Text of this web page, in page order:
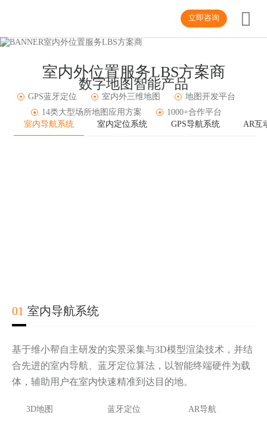
立即咨询
室内外位置服务LBS方案商
GPS蓝牙定位 室内外三维地图
地图开发平台
14类大型场所地图应用方案
1000+合作平台
数字地图智能产品
室内导航系统 室内定位系统 GPS导航系统 AR互
01 室内导航系统
基于维小帮自主研发的实景采集与3D模型渲染技术，并结
合先进的室内导航、蓝牙定位算法，以智能终端硬件为载
体，辅助用户在室内快速精准到达目的地。
3D地图 蓝牙定位 AR导航
02
实时轨迹显示 电子围栏报警 人流热力图
03
第三方地图底图 三维楼宇地图
04
AR导航 AR游戏 AR活动